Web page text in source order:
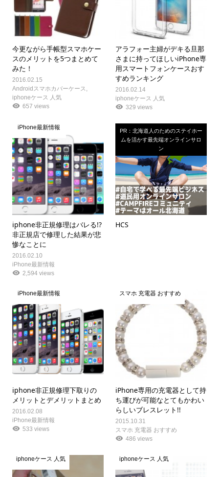
今更ながら手帳型スマホケー
スのメリットを5つまとめて
みた！
2016.02.15
Androidスマホカバーケース,
iphoneケース 人気
657 views
アラフォー主婦がデキる旦那
さまに持ってほしいiPhone専
用スマートフォンケースおす
すめランキング
2016.02.14
iphoneケース 人気
329 views
iPhone最新情報
iphone非正規修理はバレる!?
非正規店で修理した結果が悲
惨なことに
2016.02.10
iPhone最新情報
2,594 views
PR：北海道人のためのステイホー
ムを活かす最先端オンラインサロ
ン
HCS
iPhone最新情報
iphone非正規修理下取りの
メリットとデメリットまとめ
2016.02.08
iPhone最新情報
533 views
スマホ 充電器 おすすめ
iPhone専用の充電器として持
ち運びが可能なとてもかわい
らしいブレスレット!!
2015.10.31
スマホ 充電器 おすすめ
486 views
iphoneケース 人気 iphoneケース 人気